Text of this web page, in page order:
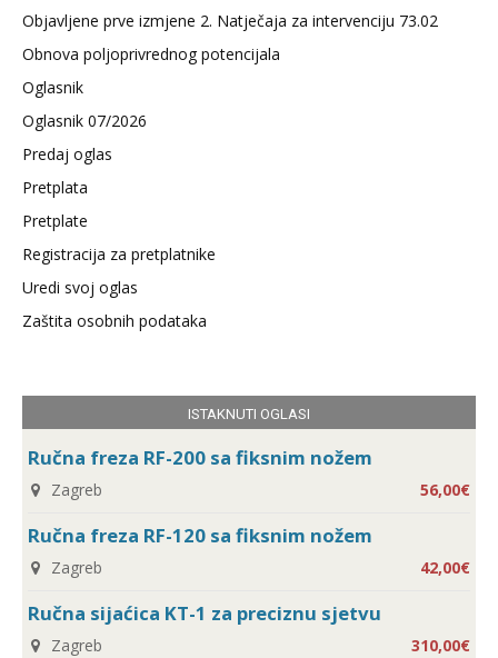
Objavljene prve izmjene 2. Natječaja za intervenciju 73.02
Obnova poljoprivrednog potencijala
Oglasnik
Oglasnik 07/2026
Predaj oglas
Pretplata
Pretplate
Registracija za pretplatnike
Uredi svoj oglas
Zaštita osobnih podataka
ISTAKNUTI OGLASI
Ručna freza RF-200 sa fiksnim nožem
Zagreb 56,00€
Ručna freza RF-120 sa fiksnim nožem
Zagreb 42,00€
Ručna sijaćica KT-1 za preciznu sjetvu
Zagreb 310,00€